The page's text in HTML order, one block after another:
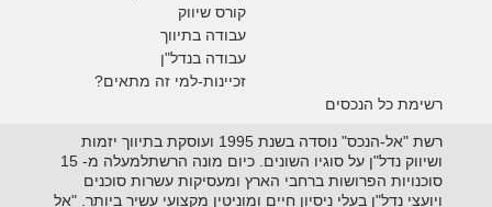
קורס שיווק
עבודה בתיווך
עבודה בנדל"ן
זכיינות-למי זה מתאים?
רשימת כל הנכסים
רשת "אל-הנכס" נוסדה בשנת 1995 ועוסקת בתיווך יזמות
ושיווק נדל"ן על סוגיו השונים. כיום מונה הרשתלמעלה מ- 15
סוכנויות הפרושות ברחבי הארץ ומעסיקות עשרות סוכנים
ויועצי נדל"ן בעלי ניסיון חיים ומוניטין מקצועי עשיר ביותר. "אל